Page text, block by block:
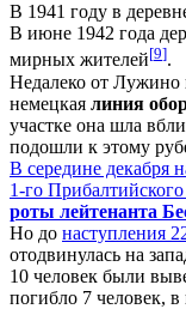
В 1941 году в
В июне 1942 года
мирных жителей[9].
Недалеко от Лужино
немецкая линия
участке она шла
подошли к этому
В середине декабря
1-го
роты лейтенанта
Но до наступления
отодвинулась на
10 человек были
погибло 7 человек, в